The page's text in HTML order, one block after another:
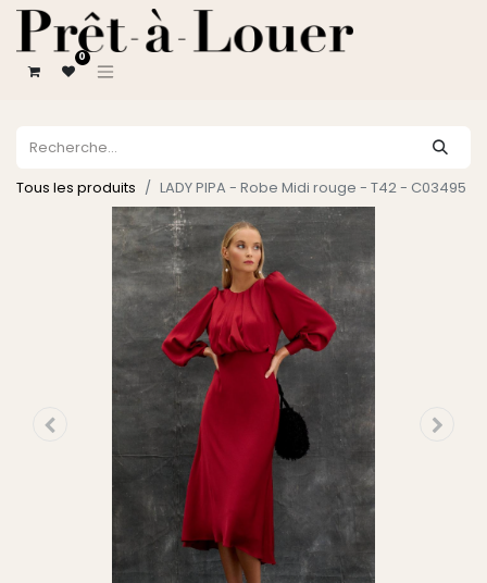
0
Tous les produits LADY PIPA - Robe Midi rouge - T42 - C03495